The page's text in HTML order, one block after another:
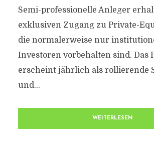
Semi-professionelle Anleger
exklusiven Zugang zu Private-
die normalerweise nur
Investoren vorbehalten sind. Das
erscheint jährlich als rollierende
und...
WEITERLESEN